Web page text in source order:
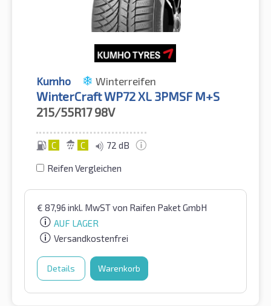
Kumho Winterreifen
WinterCraft WP72 XL 3PMSF M+S
215/55R17 98V
C C 72 dB
Reifen Vergleichen
€ 87,96 inkl. MwSTvon Raifen Paket GmbH
AUF LAGER
Versandkostenfrei
Details Warenkorb